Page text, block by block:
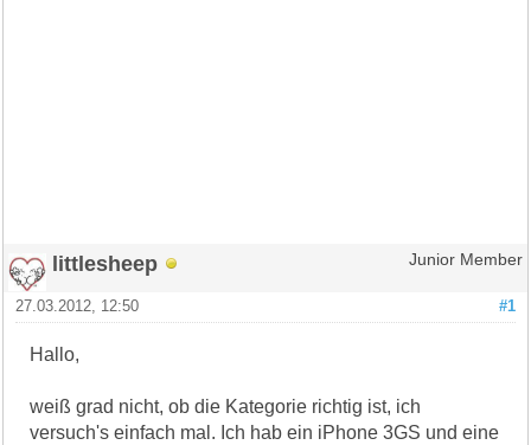
littlesheep Junior Member
#1
27.03.2012, 12:50
Hallo,
weiß grad nicht, ob die Kategorie richtig ist, ich
versuch's einfach mal. Ich hab ein iPhone 3GS und eine